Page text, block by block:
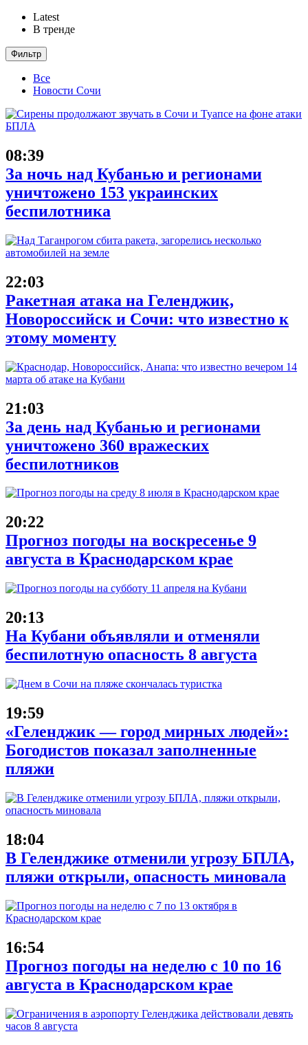
Latest
В тренде
Фильтр
Все
Новости Сочи
08:39
За ночь над Кубанью и регионами
уничтожено 153 украинских
беспилотника
22:03
Ракетная атака на Геленджик,
Новороссийск и Сочи: что известно к
этому моменту
21:03
За день над Кубанью и регионами
уничтожено 360 вражеских
беспилотников
20:22
Прогноз погоды на воскресенье 9
августа в Краснодарском крае
20:13
На Кубани объявляли и отменяли
беспилотную опасность 8 августа
19:59
«Геленджик — город мирных людей»:
Богодистов показал заполненные
пляжи
18:04
В Геленджике отменили угрозу БПЛА,
пляжи открыли, опасность миновала
16:54
Прогноз погоды на неделю с 10 по 16
августа в Краснодарском крае